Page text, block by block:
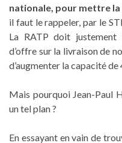
nationale, pour mettre la
il faut le rappeler, par le
La RATP doit justement
d’offre sur la livraison de
d’augmenter la capacité de
Mais pourquoi Jean-Paul
un tel plan ?
En essayant en vain de